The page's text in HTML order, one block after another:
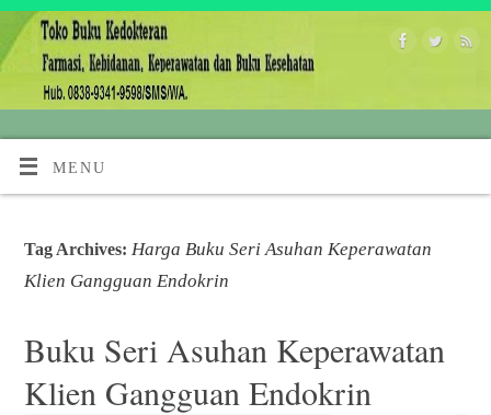
MENU
Tag Archives: Harga Buku Seri Asuhan Keperawatan
Klien Gangguan Endokrin
Buku Seri Asuhan Keperawatan
Klien Gangguan Endokrin